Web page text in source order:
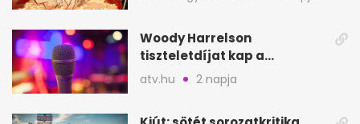
Hoodját
Woody Harrelson
tiszteletdíjat kap a
Szarajevói Filmfesztiválon
atv.hu 2 napja